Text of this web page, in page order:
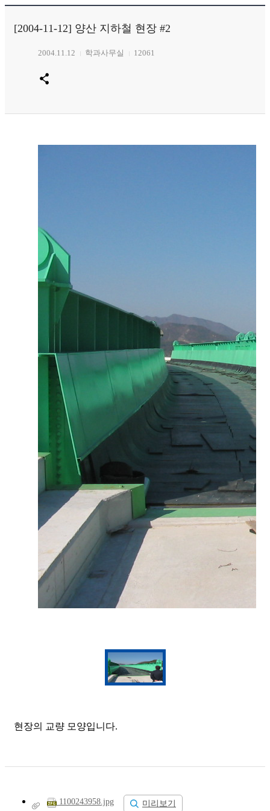
[2004-11-12] 양산 지하철 현장 #2
2004.11.12 학과사무실 12061
현장의 교량 모양입니다.
1100243958.jpg 미리보기